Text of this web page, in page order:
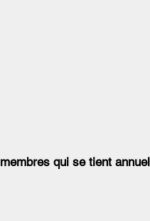
qui se tient